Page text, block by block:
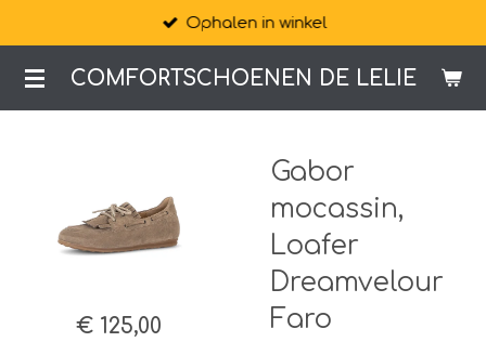
naar
de
COMFORTSCHOENEN DE LELIE
Ophalen in winkel
Gabor
mocassin,
Loafer
Dreamvelour
Faro
€ 125,00